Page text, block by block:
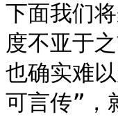
下面我们
度不亚于
也确实难
可言传”，